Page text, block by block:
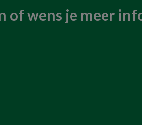
of wens je meer